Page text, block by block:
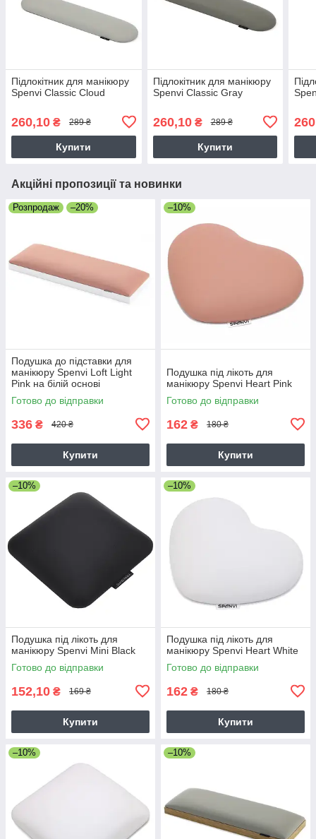
Підлокітник для манікюру
Spenvi Classic Cloud
260,10 ₴ 289 ₴
Купити
Підлокітник для манікюру
Spenvi Classic Gray
260,10₴ 289 ₴
Купити
Акційні пропозиції та новинки
Розпродаж –20%
Подушка до підставки для
манікюру Spenvi Loft Light
Pink на білій основі
Готово до відправки
336 ₴ 420 ₴
Купити
–10%
Подушка під лікоть для
манікюру Spenvi Heart Pink
Готово до відправки
162 ₴ 180 ₴
Купити
–10%
Подушка під лікоть для
манікюру Spenvi Mini Black
Готово до відправки
152,10 ₴ 169 ₴
Купити
–10%
Подушка під лікоть для
манікюру Spenvi Heart White
Готово до відправки
162 ₴ 180 ₴
Купити
–10% –10%